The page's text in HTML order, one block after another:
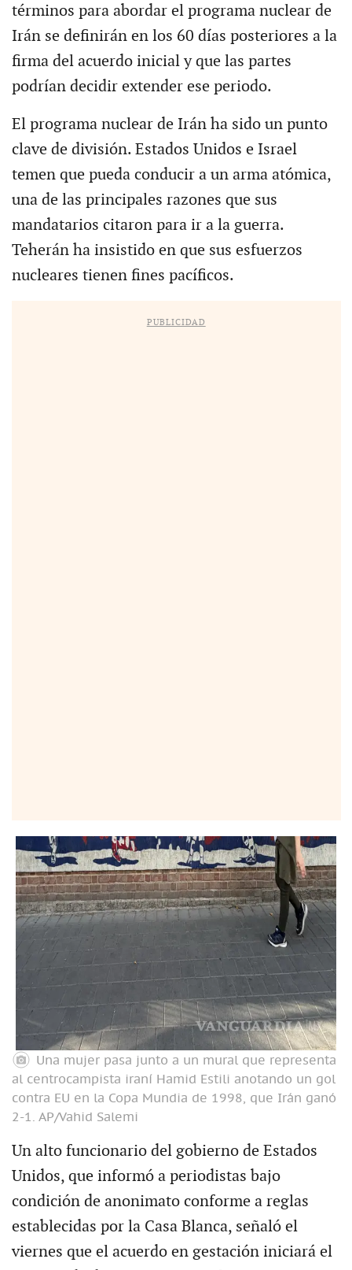
términos para abordar el programa nuclear de
Irán se definirán en los 60 días posteriores a la
firma del acuerdo inicial y que las partes
podrían decidir extender ese periodo.
El programa nuclear de Irán ha sido un punto
clave de división. Estados Unidos e Israel
temen que pueda conducir a un arma atómica,
una de las principales razones que sus
mandatarios citaron para ir a la guerra.
Teherán ha insistido en que sus esfuerzos
nucleares tienen fines pacíficos.
PUBLICIDAD
Una mujer pasa junto a un mural que representa
al centrocampista iraní Hamid Estili anotando un gol
contra EU en la Copa Mundia de 1998, que Irán ganó
2-1. AP/Vahid Salemi
Un alto funcionario del gobierno de Estados
Unidos, que informó a periodistas bajo
condición de anonimato conforme a reglas
establecidas por la Casa Blanca, señaló el
viernes que el acuerdo en gestación iniciará el